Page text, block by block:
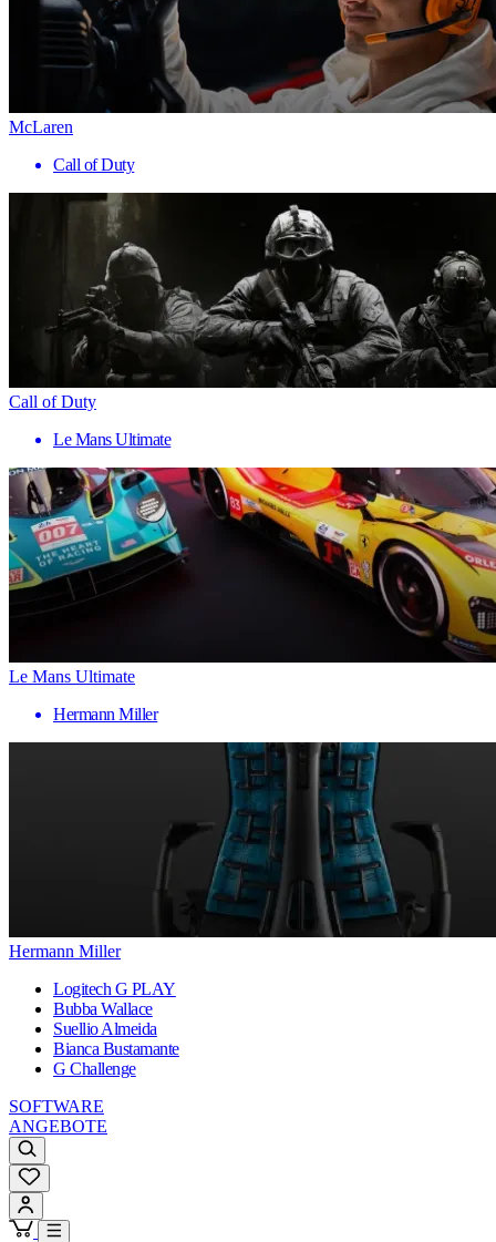
McLaren
Call of Duty
Call of Duty
Le Mans Ultimate
Le Mans Ultimate
Hermann Miller
Hermann Miller
Logitech G PLAY
Bubba Wallace
Suellio Almeida
Bianca Bustamante
G Challenge
SOFTWARE
ANGEBOTE